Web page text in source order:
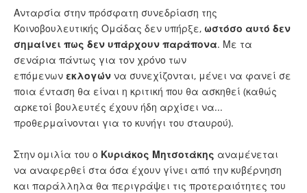
Ανταρσία στην πρόσφατη συνεδρίαση της
Κοινοβουλευτικής Ομάδας δεν υπήρξε, ωστόσο αυτό δεν
σημαίνει πως δεν υπάρχουν παράπονα. Με τα
σενάρια πάντως για τον χρόνο των
επόμενων εκλογών να συνεχίζονται, μένει να φανεί σε
ποια ένταση θα είναι η κριτική που θα ασκηθεί (καθώς
αρκετοί βουλευτές έχουν ήδη αρχίσει να...
προθερμαίνονται για το κυνήγι του σταυρού).
Στην ομιλία του ο Κυριάκος Μητσοτάκης αναμένεται
να αναφερθεί στα όσα έχουν γίνει από την κυβέρνηση
και παράλληλα θα περιγράψει τις προτεραιότητες του